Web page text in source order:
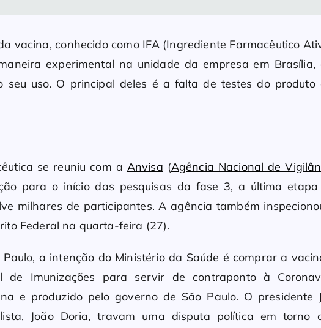
vacina, conhecido como IFA (Ingrediente Farmacêutico
experimental na unidade da empresa em Brasília,
seu uso. O principal deles é a falta de testes do produto
se reuniu com a Anvisa (Agência Nacional de
para o início das pesquisas da fase 3, a última etapa
milhares de participantes. A agência também
Federal na quarta-feira (27).
a intenção do Ministério da Saúde é comprar a
de Imunizações para servir de contraponto à
e produzido pelo governo de São Paulo. O presidente
João Doria, travam uma disputa política em torno